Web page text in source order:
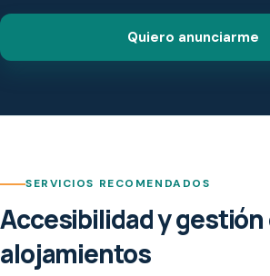
Quiero anunciarme
SERVICIOS RECOMENDADOS
Accesibilidad y gestión
alojamientos